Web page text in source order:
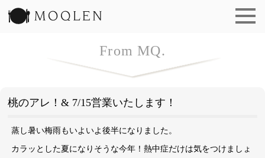
From MQ.
桃のアレ！& 7/15営業いたします！
蒸し暑い梅雨もいよいよ後半になりました。
カラッとした夏になりそうな今年！熱中症だけは気をつけましょ